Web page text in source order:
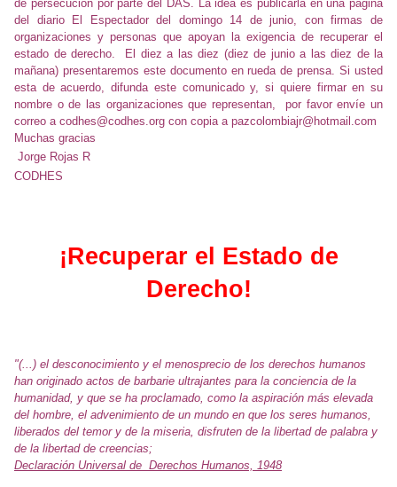
de persecución por parte del DAS. La idea es publicarla en una página
del diario El Espectador del domingo 14 de junio, con firmas de
organizaciones y personas que apoyan la exigencia de recuperar el
estado de derecho. El diez a las diez (diez de junio a las diez de la
mañana) presentaremos este documento en rueda de prensa. Si usted
esta de acuerdo, difunda este comunicado y, si quiere firmar en su
nombre o de las organizaciones que representan, por favor envíe un
correo a codhes@codhes.org con copia a pazcolombiajr@hotmail.com
Muchas gracias
Jorge Rojas R
CODHES
¡Recuperar el Estado de
Derecho!
"(...) el desconocimiento y el menosprecio de los derechos humanos
han originado actos de barbarie ultrajantes para la conciencia de la
humanidad, y que se ha proclamado, como la aspiración más elevada
del hombre, el advenimiento de un mundo en que los seres humanos,
liberados del temor y de la miseria, disfruten de la libertad de palabra y
de la libertad de creencias;
Declaración Universal de Derechos Humanos, 1948